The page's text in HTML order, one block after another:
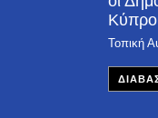
Τοπική